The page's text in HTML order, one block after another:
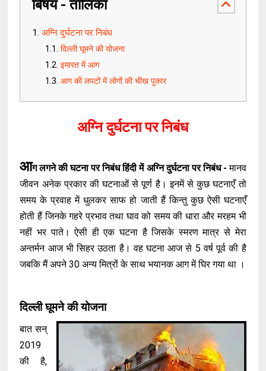
बिषय - तालिका
अग्नि दुर्घटना पर निबंध
दिल्ली घूमने की योजना
इमारत में आग
आग की लपटों में लोगों की चीख पुकार
अग्नि दुर्घटना पर निबंध
आग लगने की घटना पर निबंध हिंदी में अग्नि दुर्घटना पर निबंध - मानव
जीवन अनेक प्रकार की घटनाओं से पूर्ण है। इनमें से कुछ घटनाएँ तो
समय के प्रवाह में धुलकर साफ हो जाती हैं किन्तु कुछ ऐसी घटनाएँ
होती हैं जिनके गहरे प्रभाव तथा घाव को समय की धारा और मरहम भी
नहीं भर पाते। ऐसी ही एक घटना है जिसके स्मरण मात्र से मेरा
अन्तर्मन आज भी सिहर उठता है। वह घटना आज से 5 वर्ष पूर्व की है
जबकि मैं अपने 30 अन्य मित्रों के साथ भयानक आग में घिर गया था ।
दिल्ली घूमने की योजना
बात सन्
2019
की है,